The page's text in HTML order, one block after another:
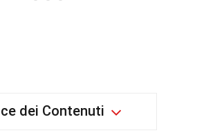
dei Contenuti